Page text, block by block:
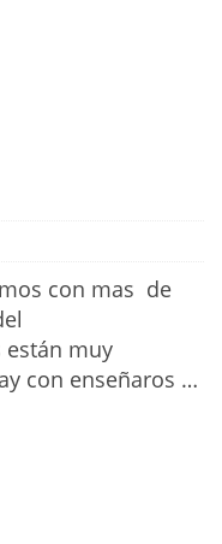
con mas de
están muy
con enseñaros …